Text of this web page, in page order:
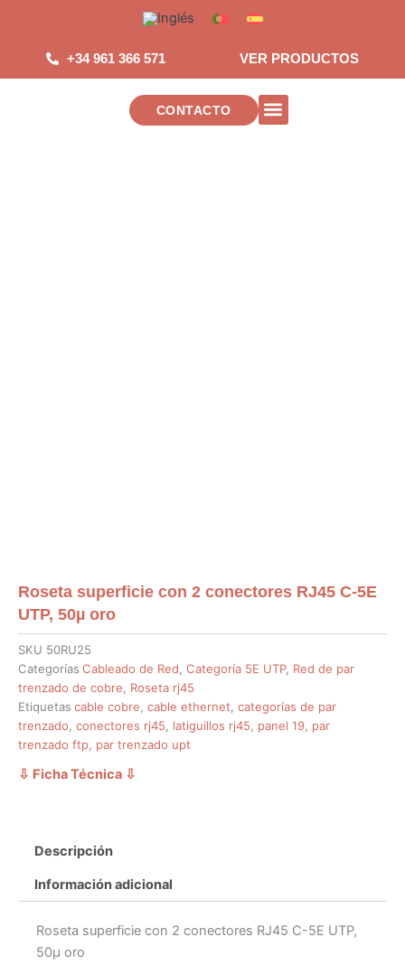
contenido
+34 961 366 571 VER PRODUCTOS
CONTACTO
Roseta superficie con 2 conectores RJ45 C-5E
UTP, 50µ oro
SKU 50RU25
Categorías Cableado de Red Categoría 5E UTP, Red de par
trenzado de cobre
Roseta rj45
Etiquetas cable cobre cable ethernet categorías de par
trenzado conectores rj45 latiguillos rj45 panel 19 par
trenzado ftp par trenzado upt
⇩ Ficha Técnica ⇩
Descripción
Información adicional
Roseta superficie con 2 conectores RJ45 C-5E UTP,
50µ oro